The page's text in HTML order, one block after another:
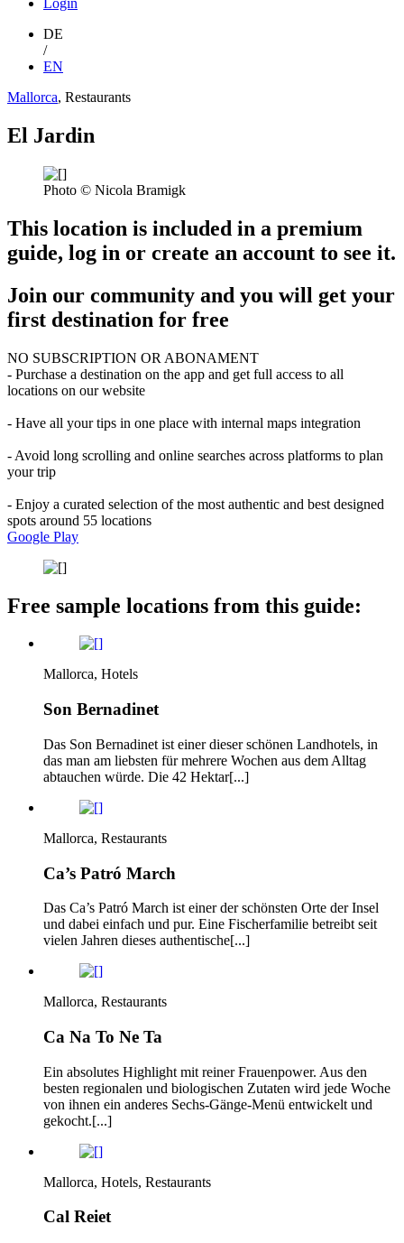
Login
DE
/
EN
Mallorca, Restaurants
El Jardin
Photo © Nicola Bramigk
This location is included in a premium
guide, log in or create an account to see it.
Join our community and you will get your
first destination for free
NO SUBSCRIPTION OR ABONAMENT
- Purchase a destination on the app and get full access to all
locations on our website
- Have all your tips in one place with internal maps integration
- Avoid long scrolling and online searches across platforms to plan
your trip
- Enjoy a curated selection of the most authentic and best designed
spots around 55 locations
Google Play
Free sample locations from this guide:
Mallorca, Hotels
Son Bernadinet
Das Son Bernadinet ist einer dieser schönen Landhotels, in
das man am liebsten für mehrere Wochen aus dem Alltag
abtauchen würde. Die 42 Hektar[...]
Mallorca, Restaurants
Ca’s Patró March
Das Ca’s Patró March ist einer der schönsten Orte der Insel
und dabei einfach und pur. Eine Fischerfamilie betreibt seit
vielen Jahren dieses authentische[...]
Mallorca, Restaurants
Ca Na To Ne Ta
Ein absolutes Highlight mit reiner Frauenpower. Aus den
besten regionalen und biologischen Zutaten wird jede Woche
von ihnen ein anderes Sechs-Gänge-Menü entwickelt und
gekocht.[...]
Mallorca, Hotels, Restaurants
Cal Reiet